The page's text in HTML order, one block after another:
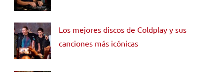
Los mejores discos de Coldplay y sus
canciones más icónicas